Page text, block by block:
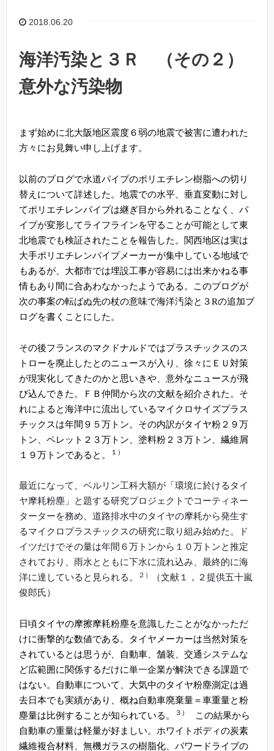
2018.06.20
海洋汚染と３Ｒ （その２）
意外な汚染物
まず始めに北大阪地区震度６弱の地震で被害に遭われた
方々にお見舞い申し上げます。
以前のブログで水道パイプのポリエチレン樹脂への切り
替えについて詳述した。地震での水平、垂直変動に対し
てポリエチレンパイプは継ぎ目から外れることなく、パ
イプが変形してライフラインを守ることが可能として東
北地震でも検証されたことを報告した。関西地区は実は
大手ポリエチレンパイプメーカーが集中している地域で
もあるが、大都市では埋設工事が容易には出来かねる事
情もあり間に合あわなかったようである。このブログが
次の事案の転ばぬ先の杖の意味で海洋汚染と３Rの追加ブ
ログを書くことにした。
その後フランスのマクドナルドではプラスチックスのス
トローを廃止したとのニュースが入り、徐々にＥＵ対策
が現実化してきたのかと思いきや、意外なニュースが飛
び込んできた。ＦＢ仲間から次の文献を紹介された。そ
れによると海洋中に流出しているマイクロサイズプラス
チックスは年間９５万トン。その内訳がタイヤ粉２９万
トン、ペレット２３万トン、塗料粉２３万トン、繊維屑
１９万トンであると。
１）
最近になって、ベルリン工科大額が「環境に於けるタイ
ヤ摩耗粉塵」と題する研究プロジェクトでコーティネー
ターターを務め、道路排水中のタイヤの摩耗から発生す
るマイクロプラスチックスの研究に取り組み始めた。ド
イツだけでその量は年間６万トンから１０万トンと推定
されており、雨水とともに下水に流れ込み、最終的に海
洋に達していると見られる。
２）
（文献１，２提供五十嵐
俊郎氏）
日頃タイヤの摩擦摩耗粉塵を意識したことがなかっただ
けに衝撃的な数値である。タイヤメーカーは当然対策を
されているとは思うが、自動車、舗装、交通システムな
ど広範囲に関係するだけに単一企業が解決できる課題で
はない。自動車について、大気中のタイヤ粉塵測定は過
去日本でも実績があり、概ね自動車廃棄量＝車重量と粉
塵量は比例することが知られている。
３）
この結果から
自動車の重量は軽量が好ましい。ホワイトボディの炭素
繊維複合材料、無機ガラスの樹脂化、パワードライブの